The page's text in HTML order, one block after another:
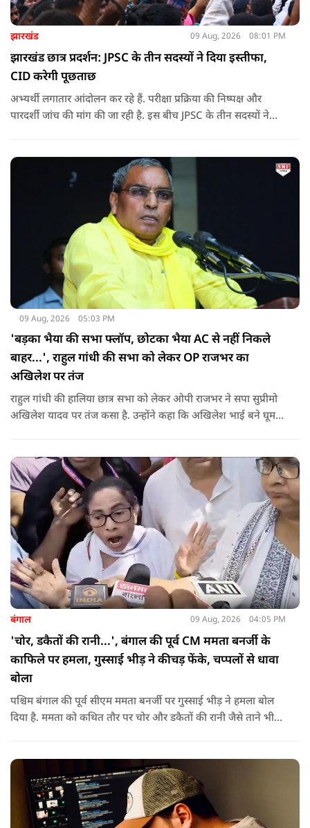
झारखंड 09 Aug, 2026 08:01 PM
झारखंड छात्र प्रदर्शन: JPSC के तीन सदस्यों ने दिया इस्तीफा,
CID करेगी पूछताछ
अभ्यर्थी लगातार आंदोलन कर रहे हैं. परीक्षा प्रक्रिया की निष्पक्ष और
पारदर्शी जांच की मांग की जा रही है. इस बीच JPSC के तीन सदस्यों ने
09 Aug, 2026 05:03 PM
'बड़का भैया की सभा फ्लॉप, छोटका भैया AC से नहीं निकले
बाहर...', राहुल गांधी की सभा को लेकर OP राजभर का
अखिलेश पर तंज
राहुल गांधी की हालिया छात्र सभा को लेकर ओपी राजभर ने सपा सुप्रीमो
अखिलेश यादव पर तंज कसा है. उन्होंने कहा कि अखिलेश भाई बने घूम
बंगाल 09 Aug, 2026 04:05 PM
'चोर, डकैतों की रानी...', बंगाल की पूर्व CM ममता बनर्जी के
काफिले पर हमला, गुस्साई भीड़ ने कीचड़ फेंके, चप्पलों से धावा
बोला
पश्चिम बंगाल की पूर्व सीएम ममता बनर्जी पर गुस्साई भीड़ ने हमला बोल
दिया है. ममता को कथित तौर पर चोर और डकैतों की रानी जैसे ताने भी